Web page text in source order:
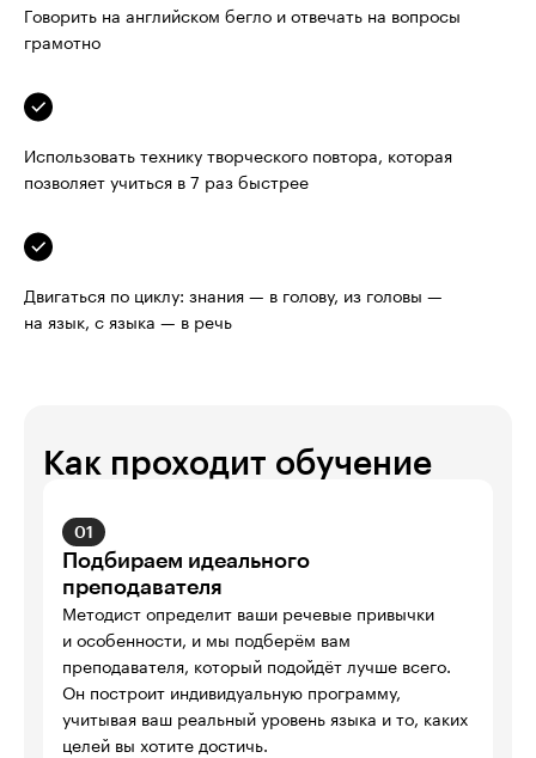
Говорить на английском бегло и отвечать на вопросы
грамотно
Использовать технику творческого повтора, которая
позволяет учиться в 7 раз быстрее
Двигаться по циклу: знания — в голову, из головы —
на язык, с языка — в речь
Как проходит обучение
01
Подбираем идеального
преподавателя
Методист определит ваши речевые привычки
и особенности, и мы подберём вам
преподавателя, который подойдёт лучше всего.
Он построит индивидуальную программу,
учитывая ваш реальный уровень языка и то, каких
целей вы хотите достичь.